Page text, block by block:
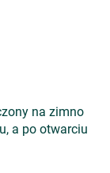
na zimno
a po otwarciu